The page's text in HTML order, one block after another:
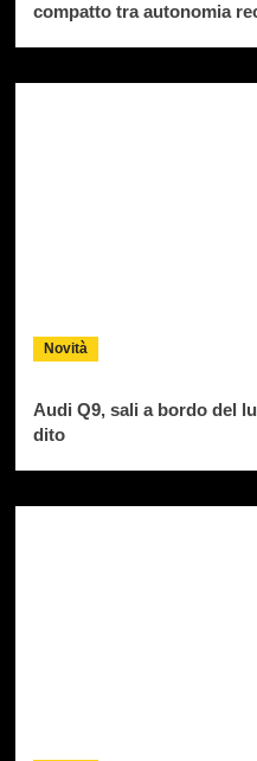
compatto tra autonomia
Novità
Audi Q9, sali a bordo del
dito